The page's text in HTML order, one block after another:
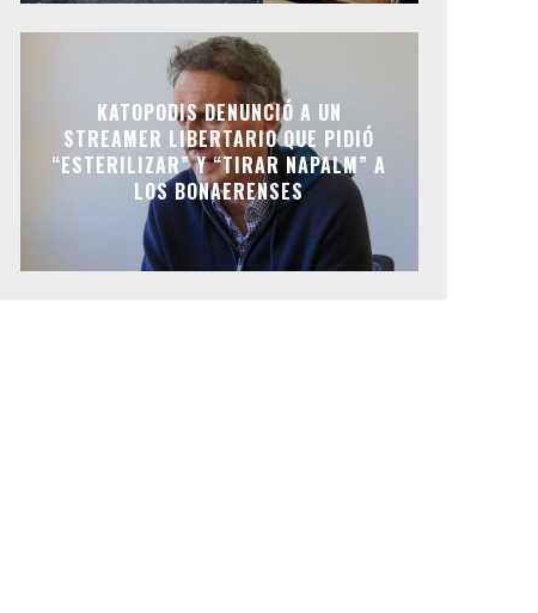
KATOPODIS DENUNCIÓ A UN
STREAMER LIBERTARIO QUE PIDIÓ
“ESTERILIZAR” Y “TIRAR NAPALM” A
LOS BONAERENSES